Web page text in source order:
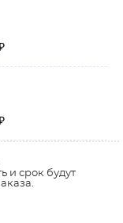
и срок будут